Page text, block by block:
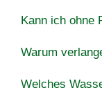
Kann ich ohne
Warum
Welches